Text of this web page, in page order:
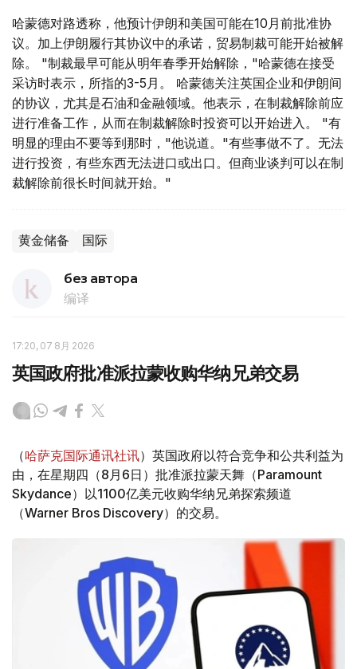
哈蒙德对路透称，他预计伊朗和美国可能在10月前批准协
议。加上伊朗履行其协议中的承诺，贸易制裁可能开始被解
除。 "制裁最早可能从明年春季开始解除，"哈蒙德在接受
采访时表示，所指的3-5月。 哈蒙德关注英国企业和伊朗间
的协议，尤其是石油和金融领域。他表示，在制裁解除前应
进行准备工作，从而在制裁解除时投资可以开始进入。 "有
明显的理由不要等到那时，"他说道。"有些事做不了。无法
进行投资，有些东西无法进口或出口。但商业谈判可以在制
裁解除前很长时间就开始。"
黄金储备 国际
без автора
编译
17:20, 07 8月 2026
英国政府批准派拉蒙收购华纳兄弟交易
（哈萨克国际通讯社讯）英国政府以符合竞争和公共利益为
由，在星期四（8月6日）批准派拉蒙天舞（Paramount
Skydance）以1100亿美元收购华纳兄弟探索频道
（Warner Bros Discovery）的交易。